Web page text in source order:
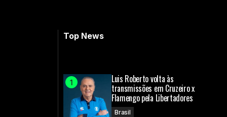
Top News
Luis Roberto volta às
transmissões em Cruzeiro x
Flamengo pela Libertadores
Brasil